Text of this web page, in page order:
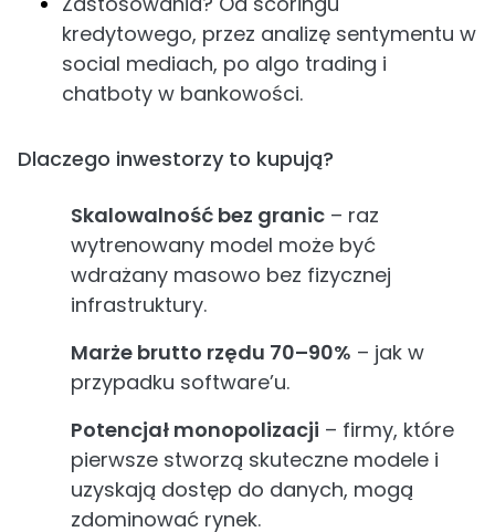
kredytowego, przez analizę sentymentu w
social mediach, po algo trading i
chatboty w bankowości.
Dlaczego inwestorzy to kupują?
Skalowalność bez granic – raz
wytrenowany model może być
wdrażany masowo bez fizycznej
infrastruktury.
Marże brutto rzędu 70–90% – jak w
przypadku software’u.
Potencjał monopolizacji – firmy, które
pierwsze stworzą skuteczne modele i
uzyskają dostęp do danych, mogą
zdominować rynek.